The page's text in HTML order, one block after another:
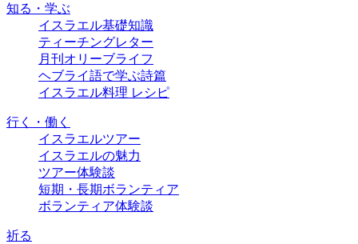
知る・学ぶ
イスラエル基礎知識
ティーチングレター
月刊オリーブライフ
ヘブライ語で学ぶ詩篇
イスラエル料理 レシピ
行く・働く
イスラエルツアー
イスラエルの魅力
ツアー体験談
短期・長期ボランティア
ボランティア体験談
祈る